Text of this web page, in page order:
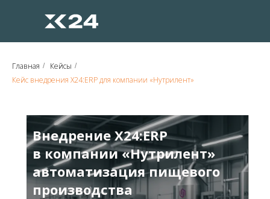
Главная / Кейсы /
Кейс внедрения X24:ERP для компании «Нутрилент»
Внедрение X24:ERP
в компании «Нутрилент»
автоматизация пищевого
производства